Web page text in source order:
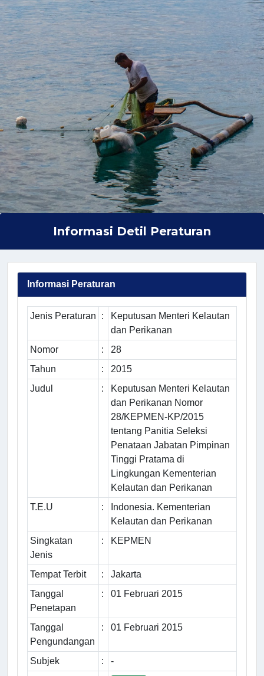
Informasi Detil Peraturan
Informasi Peraturan
Jenis Peraturan :
Keputusan Menteri Kelautan
dan Perikanan
Nomor
:
28
Tahun
:
2015
Judul
:
Keputusan Menteri Kelautan
dan Perikanan Nomor
28/KEPMEN-KP/2015
tentang Panitia Seleksi
Penataan Jabatan Pimpinan
Tinggi Pratama di
Lingkungan Kementerian
Kelautan dan Perikanan
T.E.U
:
Indonesia. Kementerian
Kelautan dan Perikanan
Singkatan
Jenis
: KEPMEN
Tempat Terbit :
Jakarta
Tanggal
Penetapan
: 01 Februari 2015
Tanggal
Pengundangan
: 01 Februari 2015
Subjek :
-